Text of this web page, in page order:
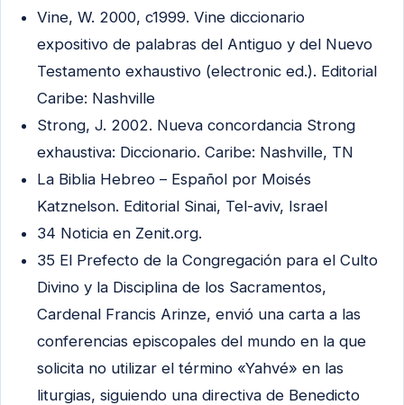
Vine, W. 2000, c1999. Vine diccionario
expositivo de palabras del Antiguo y del Nuevo
Testamento exhaustivo (electronic ed.). Editorial
Caribe: Nashville
Strong, J. 2002. Nueva concordancia Strong
exhaustiva: Diccionario. Caribe: Nashville, TN
La Biblia Hebreo – Español por Moisés
Katznelson. Editorial Sinai, Tel-aviv, Israel
34 Noticia en Zenit.org.
35 El Prefecto de la Congregación para el Culto
Divino y la Disciplina de los Sacramentos,
Cardenal Francis Arinze, envió una carta a las
conferencias episcopales del mundo en la que
solicita no utilizar el término «Yahvé» en las
liturgias, siguiendo una directiva de Benedicto